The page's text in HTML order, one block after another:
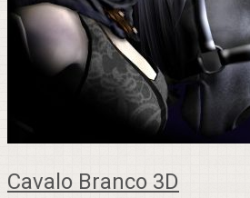
Cavalo Branco 3D